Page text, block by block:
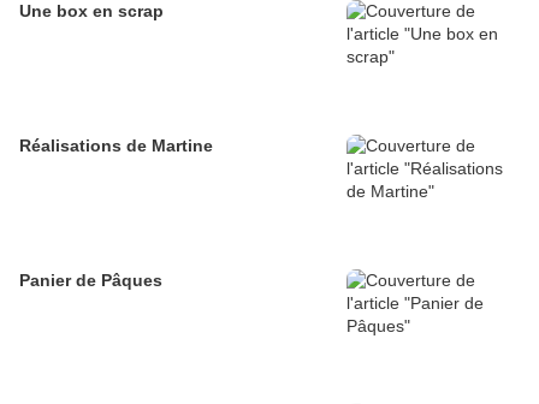
Une box en scrap
Réalisations de Martine
Panier de Pâques